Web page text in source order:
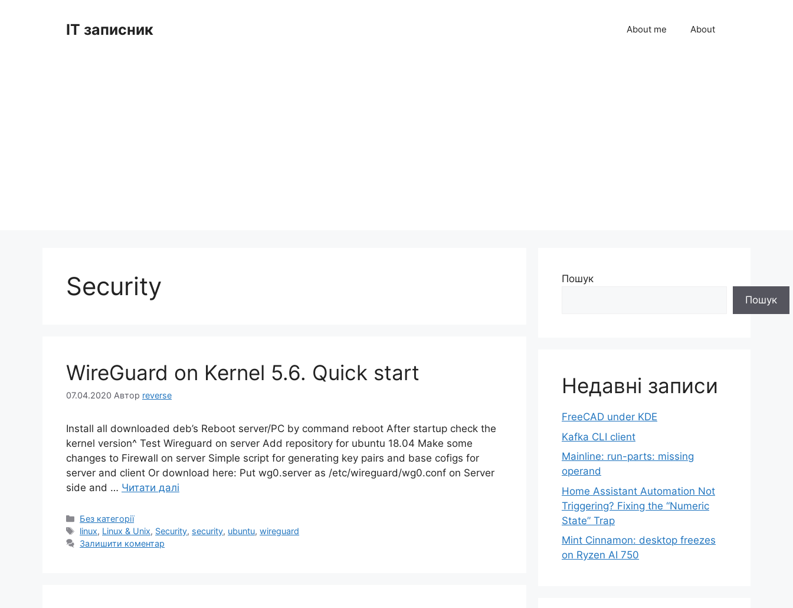
IT записник About me About
Security
WireGuard on Kernel 5.6. Quick start
07.04.2020 Автор reverse
Install all downloaded deb’s Reboot server/PC by command reboot After startup check the
kernel version^ Test Wireguard on server Add repository for ubuntu 18.04 Make some
changes to Firewall on server Simple script for generating key pairs and base cofigs for
server and client Or download here: Put wg0.server as /etc/wireguard/wg0.conf on Server
side and … Читати далі
Категорії
Без категорії
Позначки
linux, Linux & Unix, Security, security, ubuntu,wireguard
Залишити коментар
Пошук
Пошук
Недавні записи
FreeCAD under KDE
Kafka CLI client
Mainline: run-parts: missing
operand
Home Assistant Automation Not
Triggering? Fixing the “Numeric
State” Trap
Mint Cinnamon: desktop freezes
on Ryzen AI 750